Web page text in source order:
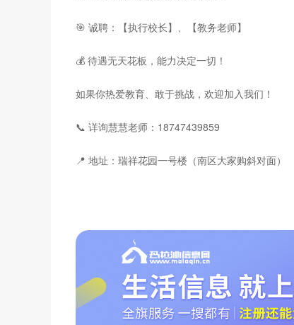
🎯 诚聘：【执行校长】、【教务老师】
💰 待遇无天花板，能力决定一切！
如果你热爱教育、敢于挑战，欢迎加入我们！
📞 详询慧慧老师：18747439859
📍 地址：瑞祥花园一号楼（南区大家购斜对面）